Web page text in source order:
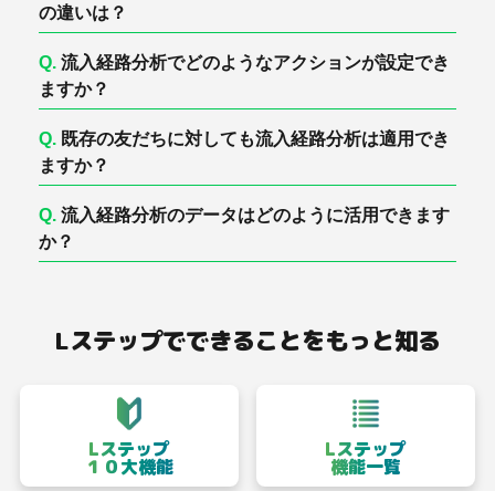
の違いは？
Q. 流入経路分析でどのようなアクションが設定でき
ますか？
Q. 既存の友だちに対しても流入経路分析は適用でき
ますか？
Q. 流入経路分析のデータはどのように活用できます
か？
Lステップでできることをもっと知る
Lステップ
１０大機能
Lステップ
機能一覧